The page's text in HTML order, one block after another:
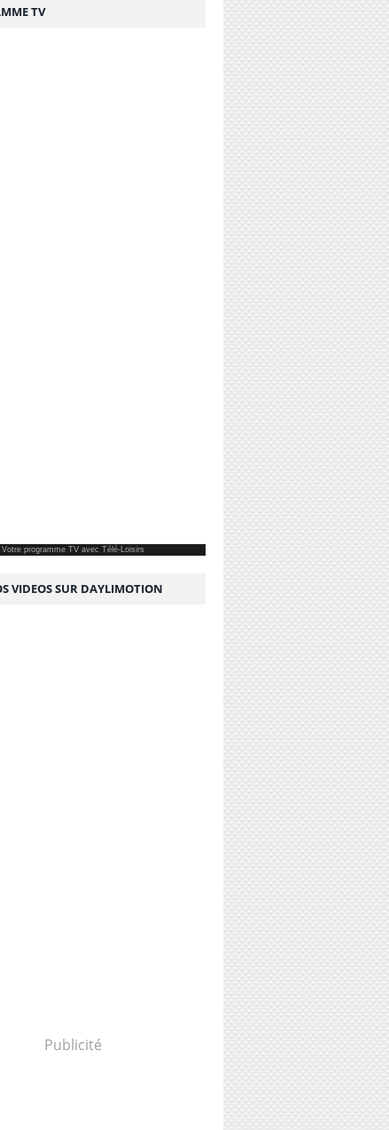
TV
Votre programme TVavec Télé-Loisirs
VIDEOS SUR DAYLIMOTION
Publicité